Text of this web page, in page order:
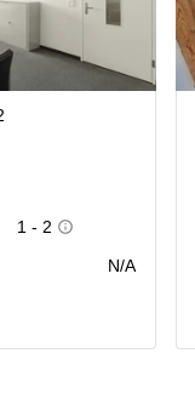
1 - 2
N/A